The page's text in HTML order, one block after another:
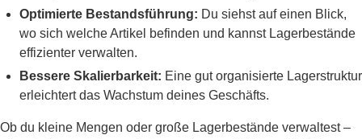
Optimierte Bestandsführung: Du siehst auf einen Blick,
wo sich welche Artikel befinden und kannst Lagerbestände
effizienter verwalten.
Bessere Skalierbarkeit: Eine gut organisierte Lagerstruktur
erleichtert das Wachstum deines Geschäfts.
Ob du kleine Mengen oder große Lagerbestände verwaltest –